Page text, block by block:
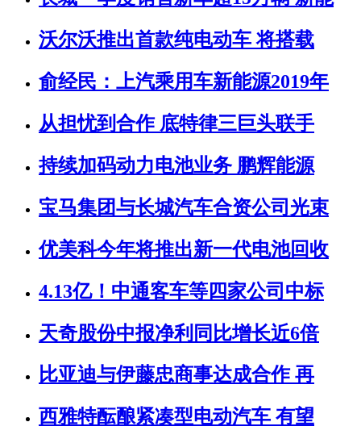
沃尔沃推出首款纯电动车 将搭载
俞经民：上汽乘用车新能源2019年
从担忧到合作 底特律三巨头联手
持续加码动力电池业务 鹏辉能源
宝马集团与长城汽车合资公司光束
优美科今年将推出新一代电池回收
4.13亿！中通客车等四家公司中标
天奇股份中报净利同比增长近6倍
比亚迪与伊藤忠商事达成合作 再
西雅特酝酿紧凑型电动汽车 有望